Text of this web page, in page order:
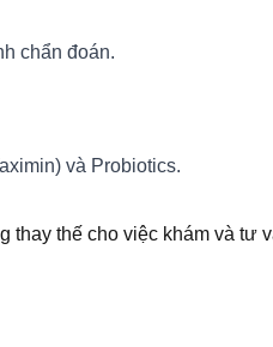
chẩn đoán.
và Probiotics.
thay thế cho việc khám và